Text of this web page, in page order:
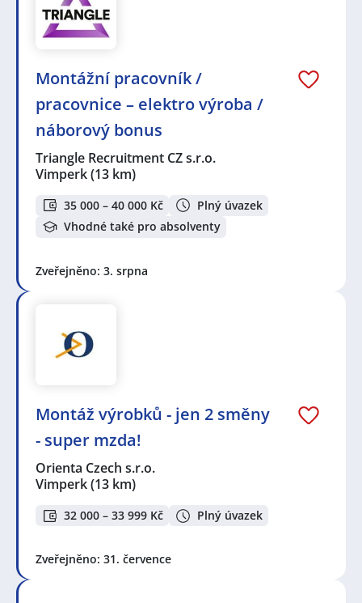
Montážní pracovník /
pracovnice – elektro výroba /
náborový bonus
Triangle Recruitment CZ s.r.o.
Vimperk(13 km)
35 000 – 40 000 Kč
Plný úvazek
Vhodné také pro absolventy
Zveřejněno: 3. srpna
Montáž výrobků - jen 2 směny
- super mzda!
Orienta Czech s.r.o.
Vimperk(13 km)
32 000 – 33 999 Kč Plný úvazek
Zveřejněno: 31. července